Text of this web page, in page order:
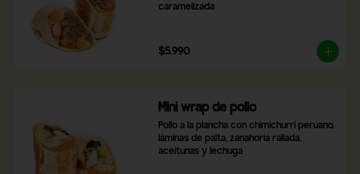
caramelizada
$5.990
Mini wrap de pollo
Pollo a la plancha con chimichurri peruano,
láminas de palta, zanahoria rallada,
aceitunas y lechuga